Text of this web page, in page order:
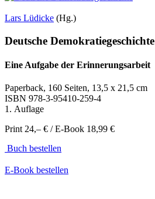
Lars Lüdicke (Hg.)
Deutsche Demokratiegeschichte
Eine Aufgabe der Erinnerungsarbeit
Paperback, 160 Seiten, 13,5 x 21,5 cm
ISBN 978-3-95410-259-4
1. Auflage
Print 24,– € / E-Book 18,99 €
Buch bestellen
E-Book bestellen